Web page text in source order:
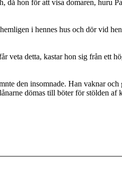
då hon för att visa domaren, huru
i hennes hus och dör vid
veta detta, kastar hon sig från ett
den insomnade. Han vaknar och
dömas till böter för stölden af